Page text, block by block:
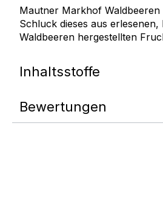
Mautner Markhof
Schluck dieses aus erlesenen,
Waldbeeren hergestellten
Inhaltsstoffe
Bewertungen